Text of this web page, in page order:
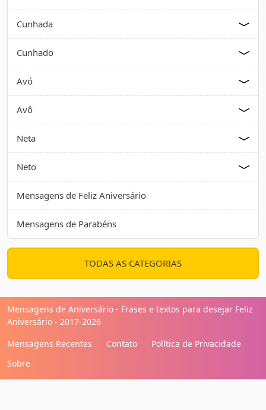
Cunhada
Cunhado
Avó
Avô
Neta
Neto
Mensagens de Feliz Aniversário
Mensagens de Parabéns
TODAS AS CATEGORIAS
Mensagens de Aniversário - Frases e textos para desejar Feliz
Aniversário - 2017-2026
Mensagens Recentes
Contato
Política de Privacidade
Sobre